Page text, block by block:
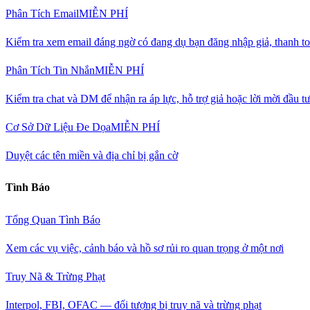
Phân Tích EmailMIỄN PHÍ
Kiểm tra xem email đáng ngờ có đang dụ bạn đăng nhập giả, thanh
Phân Tích Tin NhắnMIỄN PHÍ
Kiểm tra chat và DM để nhận ra áp lực, hỗ trợ giả hoặc lời mời đầu tư
Cơ Sở Dữ Liệu Đe DọaMIỄN PHÍ
Duyệt các tên miền và địa chỉ bị gắn cờ
Tình Báo
Tổng Quan Tình Báo
Xem các vụ việc, cảnh báo và hồ sơ rủi ro quan trọng ở một nơi
Truy Nã & Trừng Phạt
Interpol, FBI, OFAC — đối tượng bị truy nã và trừng phạt